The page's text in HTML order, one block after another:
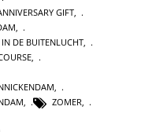
GIFT,
,
IN DE BUITENLUCHT,
,
,
, ZOMER,